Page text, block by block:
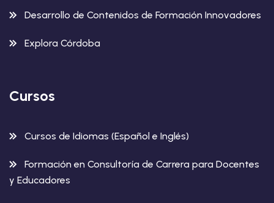
Desarrollo de Contenidos de Formación Innovadores
Explora Córdoba
Cursos
Cursos de Idiomas (Español e Inglés)
Formación en Consultoría de Carrera para Docentes
y Educadores